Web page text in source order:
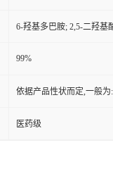
6-羟基多巴胺; 2,5-二羟基
99%
依据产品性状而定,一般
医药级